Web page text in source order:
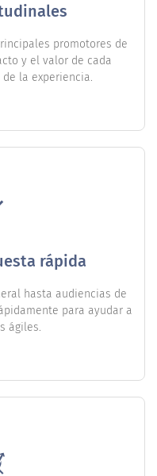
promotores de
y el valor de cada
la experiencia.
rápida
hasta audiencias de
para ayudar a
ágiles.